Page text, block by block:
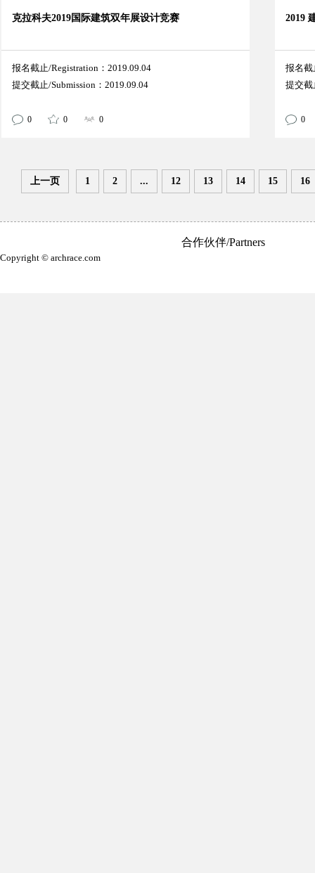
克拉科夫2019国际建筑双年展设计竞赛
报名截止/Registration：2019.09.04
提交截止/Submission：2019.09.04
0 0 0
2019
报名截
提交截
0
上一页 1 2 ... 12 13 14 15 16
Copyright © archrace.com
合作伙伴/Partners